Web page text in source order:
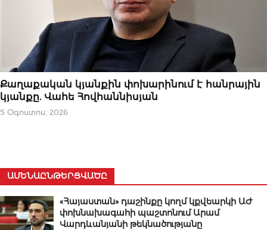
ԿԱՐԵՎՈՐԸ
Քաղաքական կյանքին փոխարինում է հանրային
կյանքը. Վահե Հովհաննիսյան
5 Օգոստոս, 2026
ԱՄԵՆԱԸՆԹԵՐՑՎԱԾԸ
«Հայաստան» դաշինքը կողմ կքվեարկի ԱԺ
փոխնախագահի պաշտոնում Արամ
Վարդևանյանի թեկնածությանը